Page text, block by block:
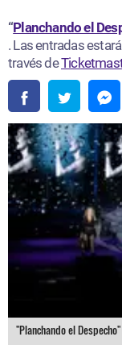
“Planchando el
. Las entradas
través de
"Planchando el